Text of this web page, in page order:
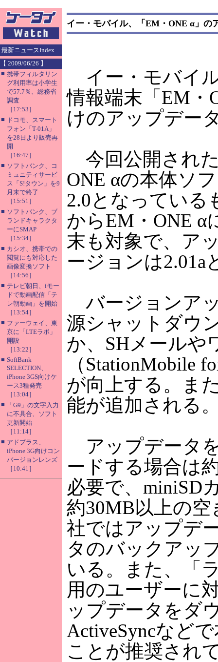
最新ニュースIndex
【 2009/06/26 】
■ 携帯フィルタリン
グ利用率は小学生
で57.7％、総務省
調査
［17:53］
■ ドコモ、スマート
フォン「T-01A」
を28日より販売再
開
［16:47］
■ ソフトバンク、コ
ミュニティサービ
ス「S!タウン」を9
月末で終了
［15:51］
■ ソフトバンク、ブ
ランドキャラクタ
ーにSMAP
［15:34］
■ カシオ、携帯での
閲覧にも対応した
画像変換ソフト
［14:56］
■ テレビ朝日、iモー
ドで動画配信「テ
レ朝動画」を開始
［13:54］
■ ファーウェイ、東
京に「LTEラボ」
開設
［13:22］
■ SoftBank
SELECTION、
iPhone 3GS向けケ
ース3種発売
［13:04］
■
「G9」の文字入力
に不具合、ソフト
更新開始
［11:14］
■ アドプラス、
iPhone 3G向けコン
バージョンレンズ
［10:41］
イー・モバイル、「EM・ONE α」の
イー・モバイ
情報端末「EM・
けのアップデー
今回公開され
ONE αの本体ソ
2.0となっている
からEM・ONE α
末も対象で、ア
ージョンは2.01a
バージョンア
源シャットダウ
か、SHメールや
（StationMobile
が向上する。ま
能が追加される
アップデータ
ードする場合は
必要で、miniSD
約30MB以上の
社ではアップデ
タのバックアッ
いる。また、「
用のユーザーに
ップデータをダ
ActiveSyncなど
ことが推奨され